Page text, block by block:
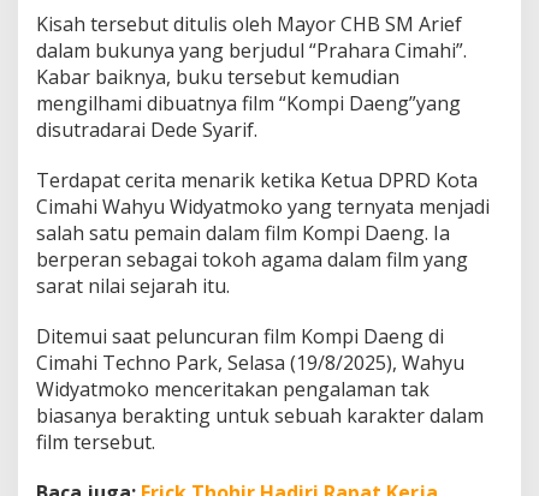
l
a
m
Kisah tersebut ditulis oleh Mayor CHB SM Arief
dalam bukunya yang berjudul “Prahara Cimahi”.
Kabar baiknya, buku tersebut kemudian
mengilhami dibuatnya film “Kompi Daeng”yang
disutradarai Dede Syarif.
Terdapat cerita menarik ketika Ketua DPRD Kota
Cimahi Wahyu Widyatmoko yang ternyata menjadi
salah satu pemain dalam film Kompi Daeng. Ia
berperan sebagai tokoh agama dalam film yang
sarat nilai sejarah itu.
Ditemui saat peluncuran film Kompi Daeng di
Cimahi Techno Park, Selasa (19/8/2025), Wahyu
Widyatmoko menceritakan pengalaman tak
biasanya berakting untuk sebuah karakter dalam
film tersebut.